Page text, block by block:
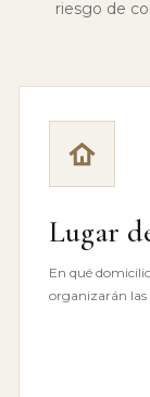
riesgo de
Lugar
En qué
organizarán las